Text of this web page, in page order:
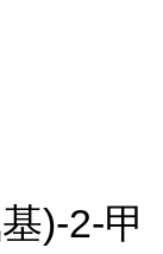
)-2-甲